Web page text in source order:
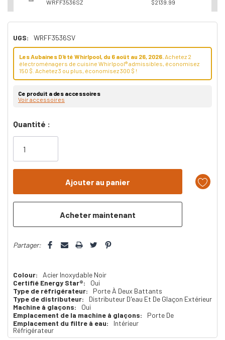
WRFF3536SZ $2139.99
UGS: WRFF3536SV
Les Aubaines D'été Whirlpool, du 6 aoüt au 26, 2026.Achetez 2
électroménagers de cuisine Whirlpool® admissibles, économisez
150 $. Achetez 3 ou plus, économisez 300 $ !
Ce produit a des accessoires
Voir accessoires
Dépêchez-
vous!
plus
Quantité :
Partager:
Colour:
Acier Inoxydable Noir
Certifié Energy Star®:
Oui
Type de réfrigérateur:
Porte À Deux Battants
Type de distributeur:
Distributeur D'eau Et De Glaçon Extérieur
Machine à glaçons:
Oui
Emplacement de la machine à glaçons:
Porte De
Réfrigérateur
Emplacement du filtre à eau: Intérieur